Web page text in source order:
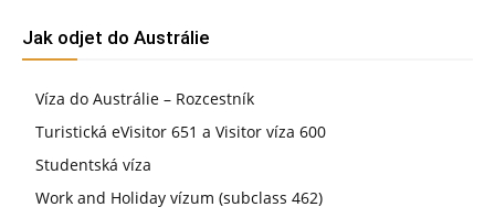
Jak odjet do Austrálie
Víza do Austrálie – Rozcestník
Turistická eVisitor 651 a Visitor víza 600
Studentská víza
Work and Holiday vízum (subclass 462)